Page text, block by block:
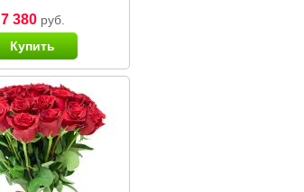
7 380руб.
Купить